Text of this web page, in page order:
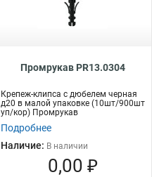
Промрукав PR13.0304
Крепеж-клипса с дюбелем черная
д20 в малой упаковке (10шт/900шт
уп/кор) Промрукав
Подробнее
Наличие: В наличии
0,00 ₽